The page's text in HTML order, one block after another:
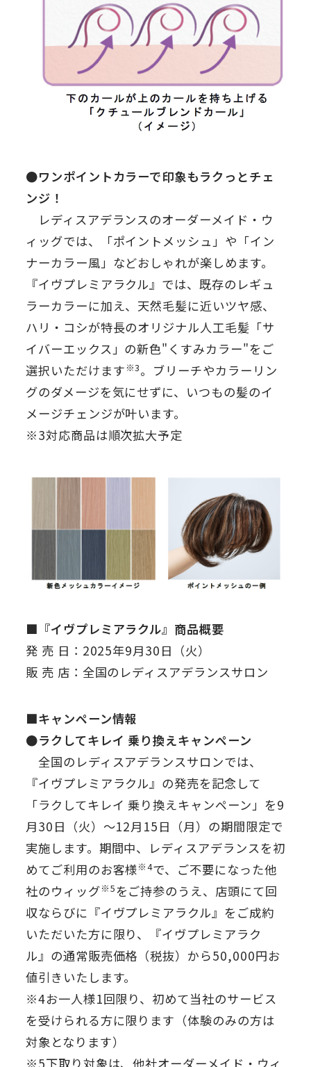
●ワンポイントカラーで印象もラクっとチェ
ンジ！
レディスアデランスのオーダーメイド・ウ
ィッグでは、「ポイントメッシュ」や「イン
ナーカラー風」などおしゃれが楽しめます。
『イヴプレミアラクル』では、既存のレギュ
ラーカラーに加え、天然毛髪に近いツヤ感、
ハリ・コシが特長のオリジナル人工毛髪「サ
イバーエックス」の新色"くすみカラー"をご
選択いただけます ※3。ブリーチやカラーリン
グのダメージを気にせずに、いつもの髪のイ
メージチェンジが叶います。
※3対応商品は順次拡大予定
■『イヴプレミアラクル』商品概要
発 売 日：2025年9月30日（火）
販 売 店：全国のレディスアデランスサロン
■キャンペーン情報
●ラクしてキレイ 乗り換えキャンペーン
全国のレディスアデランスサロンでは、
『イヴプレミアラクル』の発売を記念して
「ラクしてキレイ 乗り換えキャンペーン」を9
月30日（火）～12月15日（月）の期間限定で
実施します。期間中、レディスアデランスを初
めてご利用のお客様※4で、ご不要になった他
社のウィッグ※5をご持参のうえ、店頭にて回
収ならびに『イヴプレミアラクル』をご成約
いただいた方に限り、『イヴプレミアラク
ル』の通常販売価格（税抜）から50,000円お
値引きいたします。
※4お一人様1回限り、初めて当社のサービス
を受けられる方に限ります（体験のみの方は
対象となります）
※5下取り対象は、他社オーダーメイド・ウィ